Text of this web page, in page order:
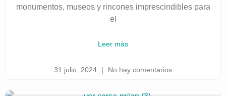
monumentos, museos y rincones imprescindibles para
el
Leer más
31 julio, 2024 No hay comentarios